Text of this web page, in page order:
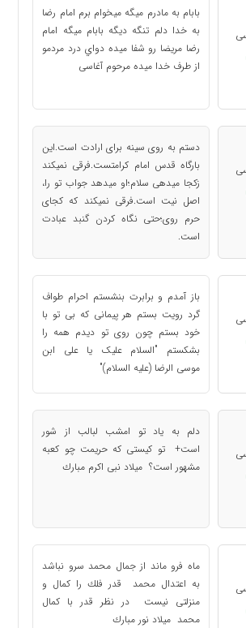
ﺑﺎﺑﺎﻡ ﺑﻪ ﻣﺎﺩﺭﻡ ﻣﻴﮕﻪ ﻣﻴﺨﻮﺍﻡ ﺑﺮﻡ ﺍﻣﺎﻡ ﺭﺿﺎ
ﺑﻪ ﺧﺪﺍ ﺩﻟﻢ ﺗﻨﮕﻪ ﺩﻳﮕﻪ ﺑﺎﺑﺎﻡ ﻣﻴﮕﻪ ﺍﻣﺎﻡ
ﺭﺿﺎ ﻣﺮﻳﻀﺎ ﺭﻭ ﺷﻔﺎ ﻣﻴﺪﻩ ﺩﻭﺍﻱ ﺩﺭﺩ ﻣﺮﺩﻣﻮ
ﺍﺯ ﻃﺮﻑ ﺧﺪﺍ ﻣﻴﺪﻩ ﻣﺮﺣﻮﻡ ﺁﻏﺎﺳﯽ
دستم به روی سينه برای ارادت است. اين
بارگاه قدس امام کرامتست. فرقی نميکند
زکجا ميدهی سلام؛ او ميدهد جواب تو را،
اصل نيت است. فرقی نميکند که کجای
حرم روى؛ حتی نگاه کردن گنبد عبادت
است.
باز آمدم و برابرت بنشستم احرام طواف
گرد رویت بستم هر پیمانی که بی تو با
خود بستم چون روی تو دیدم همه را
بشکستم "السلام علیک یا علی ابن
موسی الرضا (علیه السلام)"
دلم به یاد تو امشب لبالب از شور
است+ تو کیستی که حریمت چو کعبه
مشهور است؟ میلاد نبی اكرم مبارك
ماه فرو ماند از جمال محمد سرو نباشد
به اعتدال محمد قدر فلك را كمال و
منزلتى نیست در نظر قدر با كمال
محمد میلاد نور مبارك